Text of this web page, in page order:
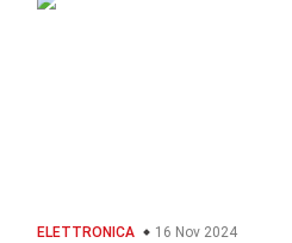
ELETTRONICA 16 Nov 2024